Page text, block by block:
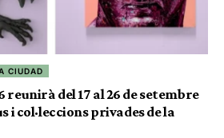
CIUDAD
reunirà del 17 al 26 de setembre
i col·leccions privades de la